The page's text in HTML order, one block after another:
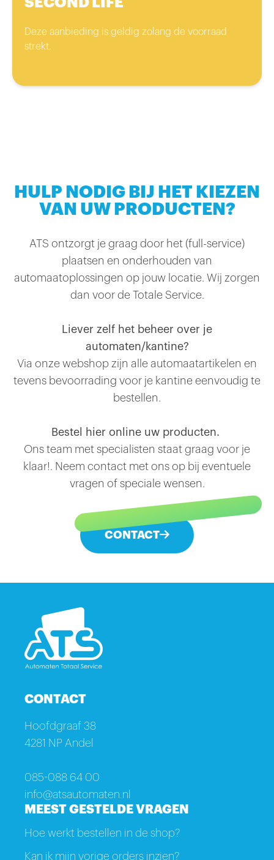
Deze aanbieding is geldig zolang de voorraad
strekt.
HULP NODIG BIJ HET KIEZEN
VAN UW PRODUCTEN?
ATS ontzorgt je graag door het (full-service)
plaatsen en onderhouden van
automaatoplossingen op jouw locatie. Wij zorgen
dan voor de Totale Service.
Liever zelf het beheer over je
automaten/kantine?
Via onze webshop zijn alle automaatartikelen en
tevens bevoorrading voor je kantine eenvoudig te
bestellen.
Bestel hier online uw producten.
Ons team met specialisten staat graag voor je
klaar!. Neem contact met ons op bij eventuele
vragen of speciale wensen.
CONTACT
CONTACT
Hoofdgraaf 38
4281 NP Andel
085-088 64 00
info@atsautomaten.nl
MEEST GESTELDE VRAGEN
Hoe werkt bestellen in de shop?
Kan ik mijn vorige orders inzien?